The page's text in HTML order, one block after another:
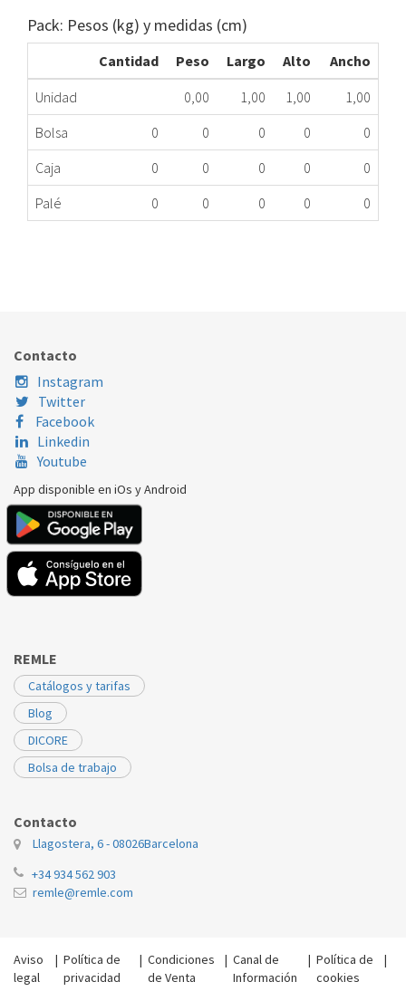
Pack: Pesos (kg) y medidas (cm)
Cantidad Peso Largo Alto
Ancho
Unidad
0,00 1,00 1,00
1,00
Bolsa
0 0 0 0
0
Caja
0 0 0 0
0
Palé
0 0 0 0 0
Contacto
Instagram
Twitter
Facebook
Linkedin
Youtube
App disponible en iOs y Android
REMLE
Catálogos y tarifas
Blog
DICORE
Bolsa de trabajo
Contacto
Llagostera, 6 - 08026Barcelona
+34 934 562 903
remle@remle.com
Aviso
legal
| Política de
privacidad
|Condiciones
de Venta
|Canal de
Información
| Política de
cookies
|